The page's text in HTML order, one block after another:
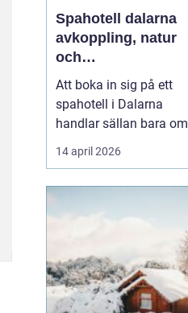
Spahotell dalarna
avkoppling, natur
och
smakupplevelser i
hjärtat av
landskapet
Att boka in sig på ett
spahotell i Dalarna
handlar sällan bara om
ett varmt bad och en
skön massage. För
tillbaka till lugnet och
samtidigt njuta av mat,
natur och kultur i en av
Sveriges mest
stämnings...
14 april 2026